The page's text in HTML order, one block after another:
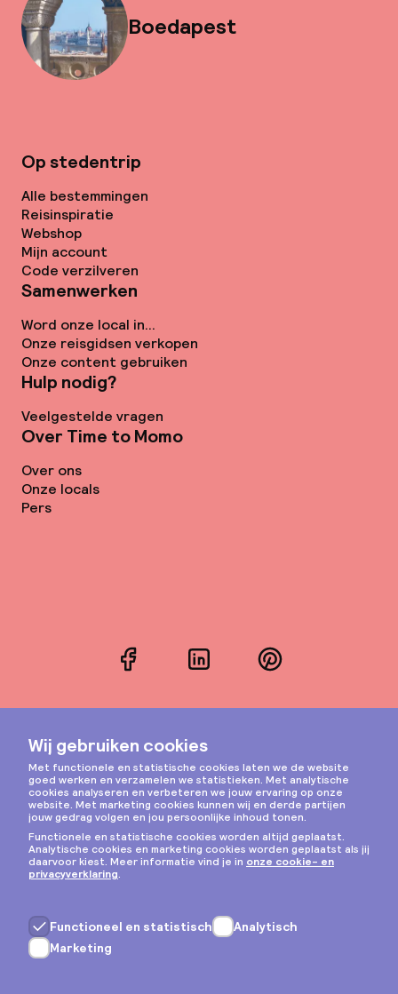
Boedapest
Op stedentrip
Alle bestemmingen
Reisinspiratie
Webshop
Mijn account
Code verzilveren
Samenwerken
Word onze local in...
Onze reisgidsen verkopen
Onze content gebruiken
Hulp nodig?
Veelgestelde vragen
Over Time to Momo
Over ons
Onze locals
Pers
FacebookLinkedInPinterest
Instagram
Privacy & cookies
Algemene voorwaarden